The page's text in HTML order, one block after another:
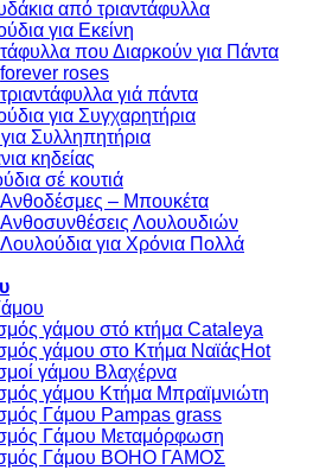
από τριαντάφυλλα
για Εκείνη
που Διαρκούν για Πάντα
forever roses
τριαντάφυλλα γιά πάντα
για Συγχαρητήρια
Συλληπητήρια
κηδείας
σέ κουτιά
Ανθοδέσμες – Μπουκέτα
Ανθοσυνθέσεις Λουλουδιών
Λουλούδια για Χρόνια Πολλά
γάμου στό κτήμα Cataleya
γάμου στο Κτήμα Ναϊάς
γάμου Βλαχέρνα
γάμου Κτήμα Μπραϊμνιώτη
Γάμου Pampas grass
Γάμου Μεταμόρφωση
Γάμου BOHO ΓΑΜΟΣ